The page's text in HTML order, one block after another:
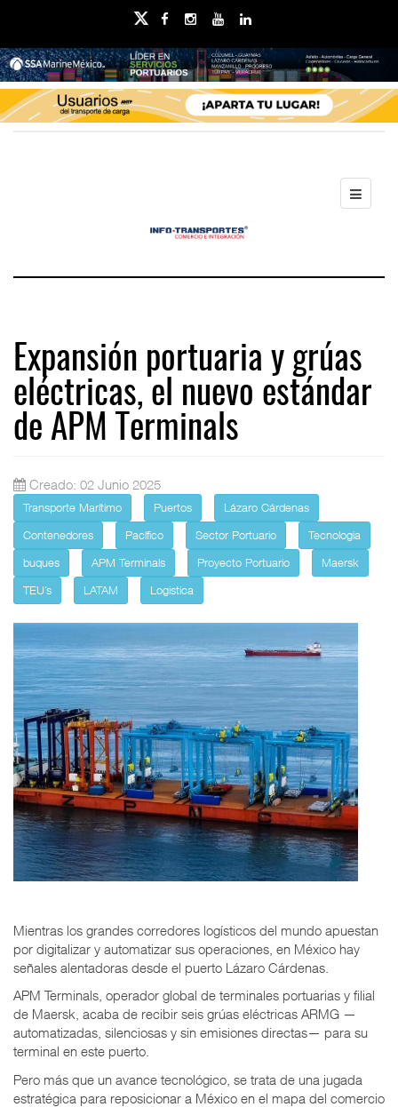
Expansión portuaria y grúas
eléctricas, el nuevo estándar
de APM Terminals
Creado: 02 Junio 2025
Transporte Marítimo Puertos
Lázaro Cárdenas
Contenedores
Pacífico Sector Portuario
Tecnologia
buques
APM Terminals Proyecto Portuario
Maersk
TEU´s
LATAM Logistica
Mientras los grandes corredores logísticos del mundo apuestan
por digitalizar y automatizar sus operaciones, en México hay
señales alentadoras desde el puerto Lázaro Cárdenas.
APM Terminals, operador global de terminales portuarias y filial
de Maersk, acaba de recibir seis grúas eléctricas ARMG —
automatizadas, silenciosas y sin emisiones directas— para su
terminal en este puerto.
Pero más que un avance tecnológico, se trata de una jugada
estratégica para reposicionar a México en el mapa del comercio